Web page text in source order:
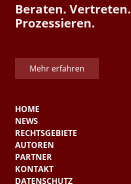
Beraten. Vertreten.
Prozessieren.
Mehr erfahren
HOME
NEWS
RECHTSGEBIETE
AUTOREN
PARTNER
KONTAKT
DATENSCHUTZ